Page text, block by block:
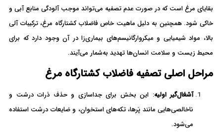
بقایای مرغ است که در صورت عدم تصفیه می‌تواند موجب آلودگی منابع آبی و
خاکی شود. همچنین به دلیل ماهیت خاص فاضلاب کشتارگاه مرغ، ترکیبات آلی
بالا، مواد شیمیایی و میکروارگانیسم‌های بیماری‌زا در آن وجود دارد که برای
محیط زیست و سلامت انسان‌ها تهدید به‌شمار می‌آیند.
مراحل اصلی تصفیه فاضلاب کشتارگاه مرغ
آشغال‌گیر اولیه: این بخش برای جداسازی و حذف ذرات درشت و
ناخالصی‌هایی مانند پَرها، تکه‌های استخوان، و ضایعات درشت استفاده
می‌شود.